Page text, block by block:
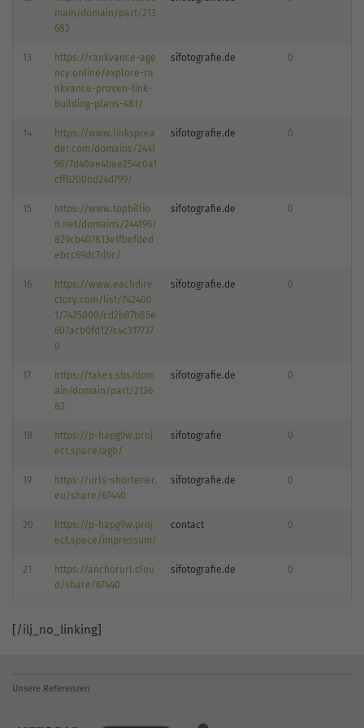
main/domain/part/213
682
13
https://rankvance-age
ncy.online/explore-ra
nkvance-proven-link-
building-plans-481/
sifotografie.de 0
14
https://www.linksprea
der.com/domains/2441
96/7d40ae4bae254c0a1
cff6200bd24d799/
sifotografie.de 0
15
https://www.topbillio
n.net/domains/244196/
829cb407813e1fbefded
ebcc69dc7dbc/
sifotografie.de 0
16
https://www.eachdire
ctory.com/list/742400
1/7425000/cd2b87b85e
607acb0fd127c4c317737
0
sifotografie.de 0
17
https://takes.sbs/dom
ain/domain/part/2136
82
sifotografie.de 0
18
https://p-hapg9w.proj
ect.space/agb/
sifotografie 0
19
https://urls-shortener.
eu/share/67440
sifotografie.de 0
20
https://p-hapg9w.proj
ect.space/impressum/
contact 0
21
https://anchorurl.clou
d/share/67440
sifotografie.de 0
[/ilj_no_linking]
Unsere Referenzen